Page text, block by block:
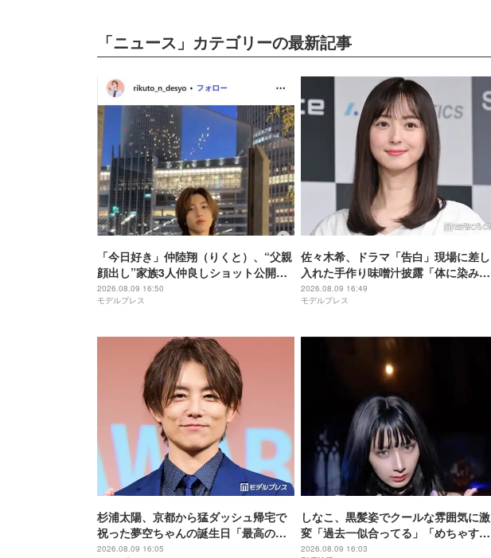
「ニュース」カテゴリーの最新記事
「今日好き」仲陸翔（りくと）、“父親
顔出し”家族3人仲良しショット公開
「素敵な親子関係」「お父さん面白す
ぎる」の声
2026.08.09 16:50
モデルプレス
佐々木希、ドラマ「告白」現場に差し
入れた手作り味噌汁披露「体に染み渡
るやつ」「夏に最適」の声
2026.08.09 16:49
モデルプレス
杉浦太陽、京都から猛ダッシュ帰宅で
祝った夢空ちゃんの誕生日「最高のパ
パ」「家族愛にほっこり」と反響
2026.08.09 16:05
しなこ、黒髪姿でクールな雰囲気に激
変「過去一似合ってる」「めちゃす
き」と反響
2026.08.09 16:03